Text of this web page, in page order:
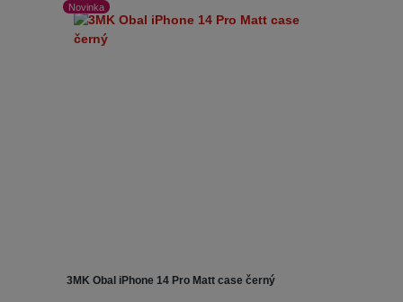
Novinka
3MK Obal iPhone 14 Pro Matt case černý